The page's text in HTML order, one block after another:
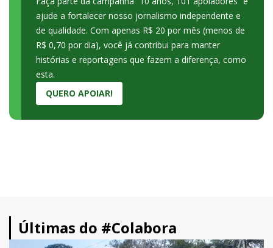
ajude a fortalecer nosso jornalismo independente e
de qualidade. Com apenas R$ 20 por mês (menos de
R$ 0,70 por dia), você já contribui para manter
histórias e reportagens que fazem a diferença, como
esta.
QUERO APOIAR!
Últimas do #Colabora